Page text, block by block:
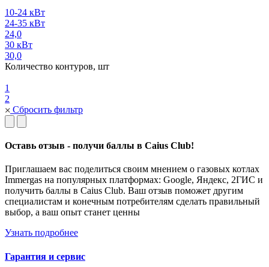
10-24 кВт
24-35 кВт
24,0
30 кВт
30,0
Количество контуров, шт
1
2
Сбросить фильтр
Оставь отзыв - получи баллы в Caius Club!
Приглашаем вас поделиться своим мнением о газовых котлах
Immergas на популярных платформах: Google, Яндекс, 2ГИС и
получить баллы в Caius Club. Ваш отзыв поможет другим
специалистам и конечным потребителям сделать правильный
выбор, а ваш опыт станет ценны
Узнать подробнее
Гарантия и сервис